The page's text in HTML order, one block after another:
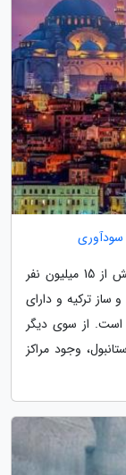
سودآوری
استانبول مرکز سیاسی و مالی ترکیه و شهری با بیش از 15 میلیون نفر
ترکیه و دارای
است. از سوی دیگر
وجود مراکز